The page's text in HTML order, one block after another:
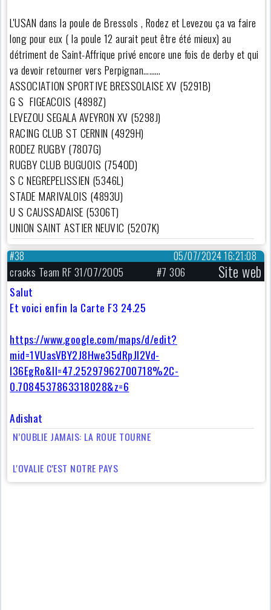
L'USAN dans la poule de Bressols , Rodez et Levezou ça va faire
long pour eux ( la poule 12 aurait peut être été mieux) au
détriment de Saint-Affrique privé encore une fois de derby et qui
va devoir retourner vers Perpignan………
ASSOCIATION SPORTIVE BRESSOLAISE XV (5291B)
G S FIGEACOIS (4898Z)
LEVEZOU SEGALA AVEYRON XV (5298J)
RACING CLUB ST CERNIN (4929H)
RODEZ RUGBY (7807G)
RUGBY CLUB BUGUOIS (7540D)
S C NEGREPELISSIEN (5346L)
STADE MARIVALOIS (4893U)
U S CAUSSADAISE (5306T)
UNION SAINT ASTIER NEUVIC (5207K)
05/07/2024 16:21:08
#38
cracks Team RF 31/07/2005 #7 306 Site web
Salut
Et voici enfin la Carte F3 24.25
https://www.google.com/maps/d/edit?
mid=1VUasVBY2J8Hwe35dRpJI2Vd-
l36EgRo&ll=47.25297962700718%2C-
0.7084537863318028&z=6
Adishat
N’OUBLIE JAMAIS: LA ROUE TOURNE
L'OVALIE C'EST NOTRE PAYS